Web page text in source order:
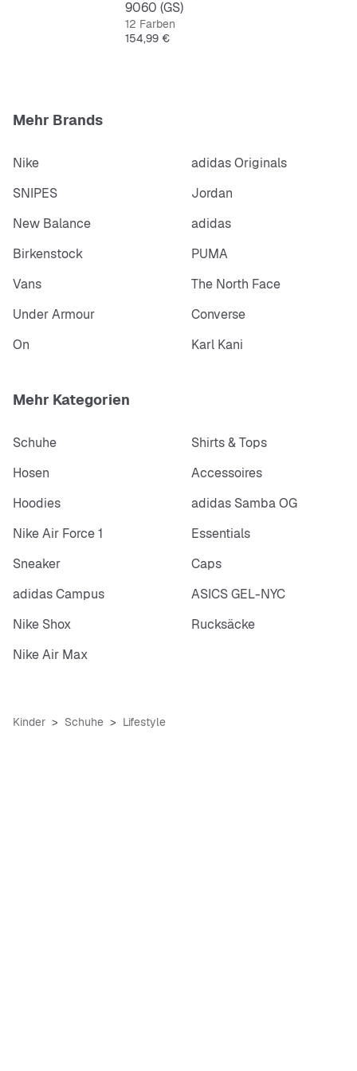
9060 (GS)
12 Farben
Preis
154,99 €
Mehr Brands
Nike
adidas Originals
SNIPES
Jordan
New Balance
adidas
Birkenstock
PUMA
Vans
The North Face
Under Armour
Converse
On
Karl Kani
Mehr Kategorien
Schuhe
Shirts & Tops
Hosen
Accessoires
Hoodies
adidas Samba OG
Nike Air Force 1
Essentials
Sneaker
Caps
adidas Campus
ASICS GEL-NYC
Nike Shox
Rucksäcke
Nike Air Max
Kinder Schuhe Lifestyle